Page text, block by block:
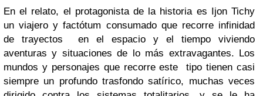
En el relato, el protagonista de la historia es Ijon Tichy
un viajero y factótum consumado que recorre infinidad
de trayectos en el espacio y el tiempo viviendo
aventuras y situaciones de lo más extravagantes. Los
mundos y personajes que recorre este tipo tienen casi
siempre un profundo trasfondo satírico, muchas veces